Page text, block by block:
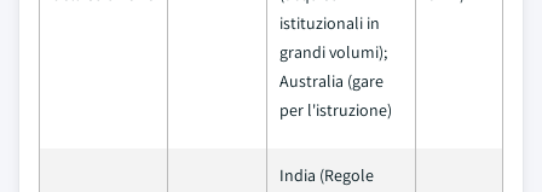
istituzionali in
grandi volumi);
Australia (gare
per l'istruzione)
India (Regole